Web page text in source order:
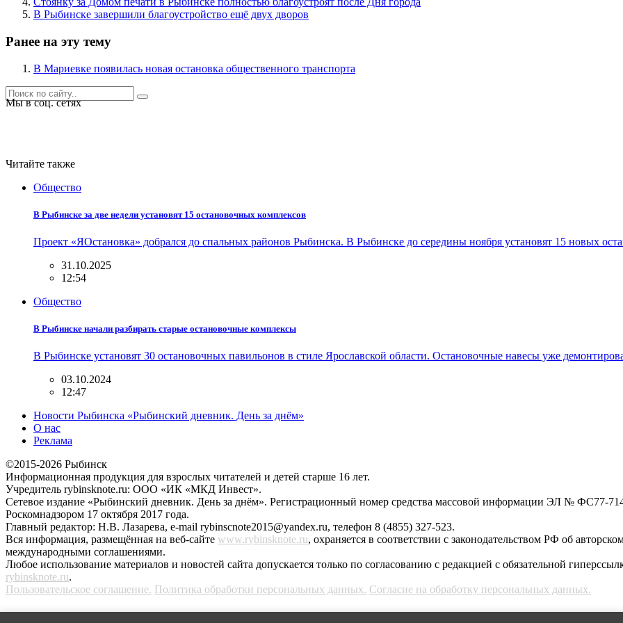
В Рыбинске завершили благоустройство ещё двух дворов
Ранее на эту тему
В Мариевке появилась новая остановка общественного транспорта
Мы в соц. сетях
Читайте также
Общество
В Рыбинске за две недели установят 15 остановочных комплексов
Проект «ЯОстановка» добрался до спальных районов Рыбинска. В Рыбинске до середины ноября установят 15 новых
31.10.2025
12:54
Общество
В Рыбинске начали разбирать старые остановочные комплексы
В Рыбинске установят 30 остановочных павильонов в стиле Ярославской области. Остановочные навесы уже
03.10.2024
12:47
Новости Рыбинска «Рыбинский дневник. День за днём»
О нас
Реклама
©2015-2026 Рыбинск
Информационная продукция для взрослых читателей и детей старше 16 лет.
Учредитель rybinsknote.ru: ООО «ИК «МКД Инвест».
Сетевое издание «Рыбинский дневник. День за днём». Регистрационный номер средства массовой информации ЭЛ № ФС77-
Роскомнадзором 17 октября 2017 года.
Главный редактор: Н.В. Лазарева, e-mail rybinscnote2015@yandex.ru, телефон 8 (4855) 327-523.
Вся информация, размещённая на веб-сайте www.rybinsknote.ru, охраняется в соответствии с законодательством РФ об
международными соглашениями.
Любое использование материалов и новостей сайта допускается только по согласованию с редакцией с обязательной
rybinsknote.ru.
Пользовательское соглашение. Политика обработки персональных данных. Согласие на обработку персональных данных.